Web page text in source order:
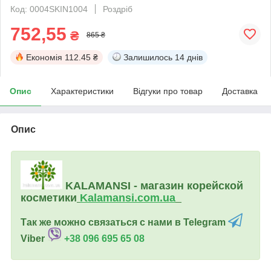
Код: 0004SKIN1004
Роздріб
752,55 ₴ 865 ₴
Економія 112.45 ₴ Залишилось 14 днів
Опис Характеристики Відгуки про товар Доставка
Опис
KALAMANSI - магазин корейской
косметики Kalamansi.com.ua
Так же можно связаться с нами в Telegram
Viber
+38 096 695 65 08